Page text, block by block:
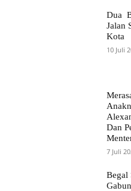
Dua
Jalan
Kota
10 Juli
Dan
7 Juli
Begal